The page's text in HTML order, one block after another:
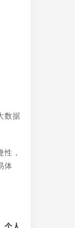
数据
，
体
个人